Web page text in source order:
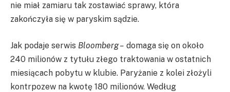
nie miał zamiaru tak zostawiać sprawy, która
zakończyła się w paryskim sądzie.
Jak podaje serwis Bloomberg – domaga się on około
240 milionów z tytułu złego traktowania w ostatnich
miesiącach pobytu w klubie. Paryżanie z kolei złożyli
kontrpozew na kwotę 180 milionów. Według